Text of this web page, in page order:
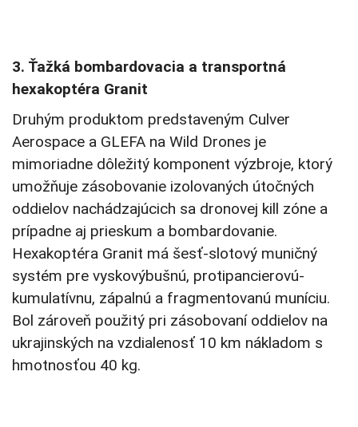
3. Ťažká bombardovacia a transportná
hexakoptéra Granit
Druhým produktom predstaveným Culver
Aerospace a GLEFA na Wild Drones je
mimoriadne dôležitý komponent výzbroje, ktorý
umožňuje zásobovanie izolovaných útočných
oddielov nachádzajúcich sa dronovej kill zóne a
prípadne aj prieskum a bombardovanie.
Hexakoptéra Granit má šesť-slotový muničný
systém pre vyskovýbušnú, protipancierovú-
kumulatívnu, zápalnú a fragmentovanú muníciu.
Bol zároveň použitý pri zásobovaní oddielov na
ukrajinských na vzdialenosť 10 km nákladom s
hmotnosťou 40 kg.